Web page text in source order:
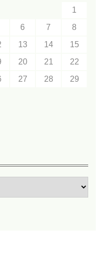
1
6 7
8
13 14
15
20 21
22
27 28
29